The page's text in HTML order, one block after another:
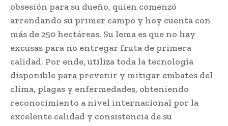
obsesión para su dueño, quien comenzó
arrendando su primer campo y hoy cuenta con
más de 250 hectáreas. Su lema es que no hay
excusas para no entregar fruta de primera
calidad. Por ende, utiliza toda la tecnología
disponible para prevenir y mitigar embates del
clima, plagas y enfermedades, obteniendo
reconocimiento a nivel internacional por la
excelente calidad y consistencia de su